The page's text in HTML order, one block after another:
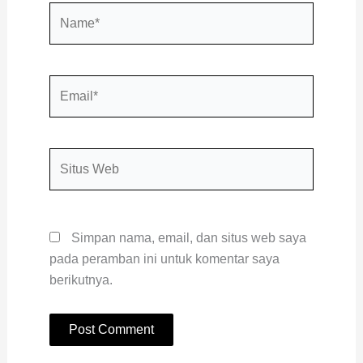
Simpan nama, email, dan situs web saya
pada peramban ini untuk komentar saya
berikutnya.